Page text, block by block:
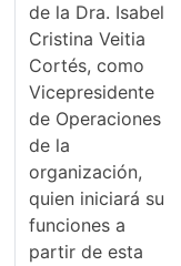
de la Dra. Isabel
Cristina Veitia
Cortés, como
Vicepresidente
de Operaciones
de la
organización,
quien iniciará sus
funciones a
partir de esta